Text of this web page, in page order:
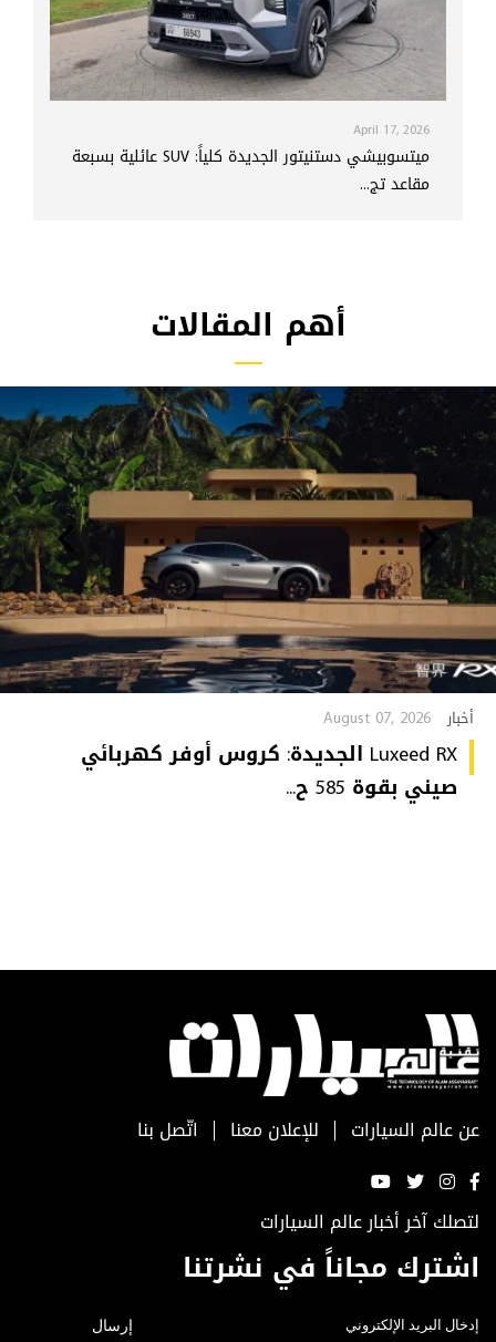
April 17, 2026
ميتسوبيشي دستنيتور الجديدة كلياً: SUV عائلية بسبعة
مقاعد تج...
أهم المقالات
أخبار August 07, 2026
Luxeed RX الجديدة: كروس أوفر كهربائي
صيني بقوة 585 ح...
عن عالم السيارات للإعلان معنا اتّصل بنا
لتصلك آخر أخبار عالم السيارات
اشترك مجاناً في نشرتنا